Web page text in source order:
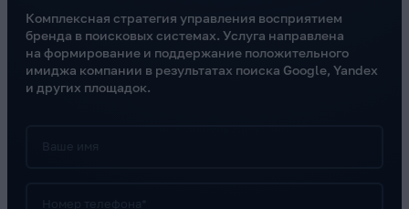
Комплексная стратегия управления восприятием
бренда в поисковых системах. Услуга направлена
на формирование и поддержание положительного
имиджа компании в результатах поиска Google, Yandex
и других площадок.